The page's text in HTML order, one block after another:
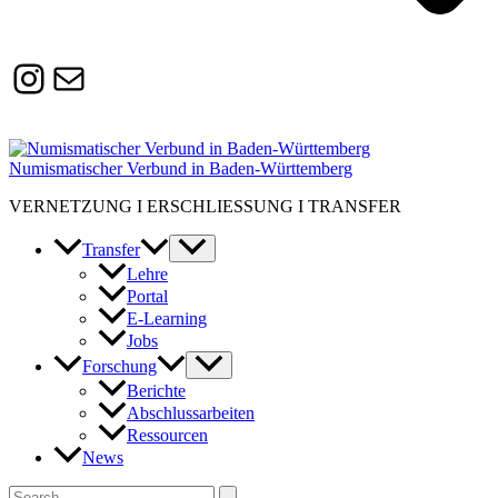
Instagram
Susanne.Boerner@zaw.uni-
heidelberg.de
Numismatischer Verbund in Baden-Württemberg
VERNETZUNG I ERSCHLIESSUNG I TRANSFER
Transfer
Lehre
Portal
E-Learning
Jobs
Forschung
Berichte
Abschlussarbeiten
Ressourcen
News